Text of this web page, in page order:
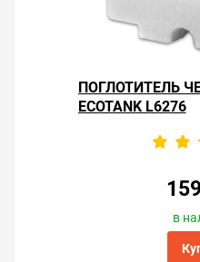
ПОГЛОТИТЕЛЬ
ECOTANK L6276
в